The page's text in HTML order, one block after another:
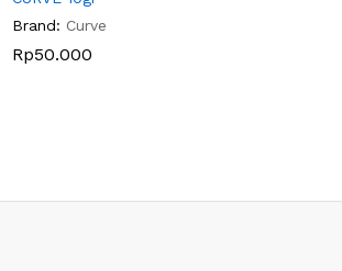
Brand: Curve
Rp50.000
Rp50.000